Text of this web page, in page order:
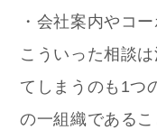
・会社案内やコ
こういった相談
てしまうのも1つ
の一組織である